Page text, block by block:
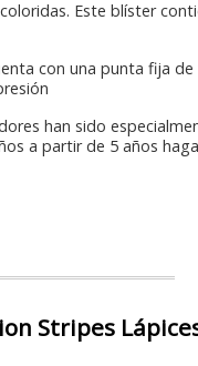
Este blíster
con una punta fija
han sido
a partir de 5 años
Stripes